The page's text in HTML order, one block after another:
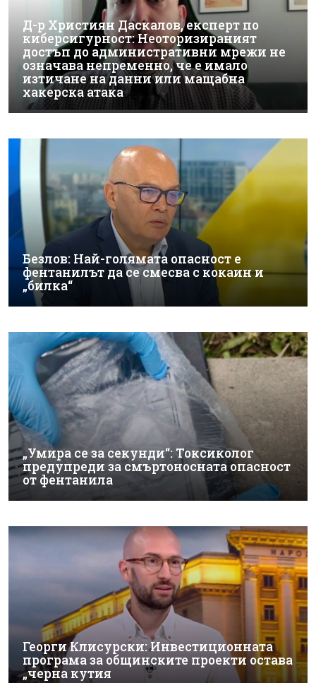
Д-р Християн Даскалов, експерт по
киберсигурност: Неоторизираният
достъп до административни мрежи не
означава непременно, че е имало
изтичане на данни или мащабна
хакерска атака
Безлов: Най-голямата опасност е
фентанилът да се смесва с кокаин и
„билка“
„Умира се за секунди“: Токсиколог
предупреди за смъртоносната опасност
от фентанила
Георги Клисурски: Инвестиционната
програма за общинските проекти остава
„черна кутия